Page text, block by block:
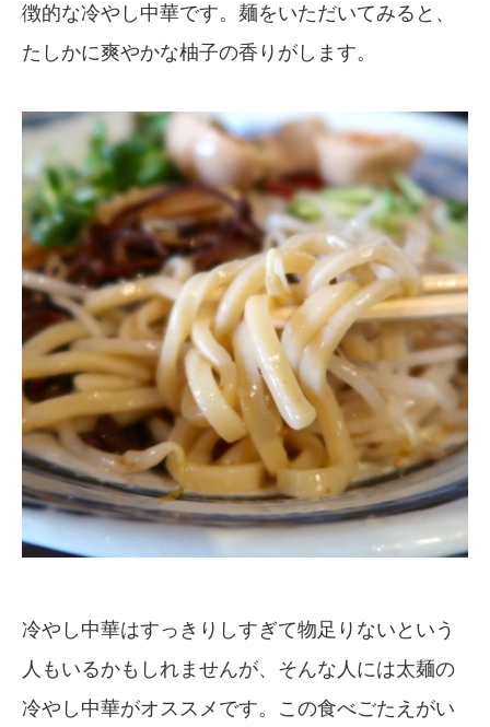
徴的な冷やし中華です。麺をいただいてみると、
たしかに爽やかな柚子の香りがします。
冷やし中華はすっきりしすぎて物足りないという
人もいるかもしれませんが、そんな人には太麺の
冷やし中華がオススメです。この食べごたえがい